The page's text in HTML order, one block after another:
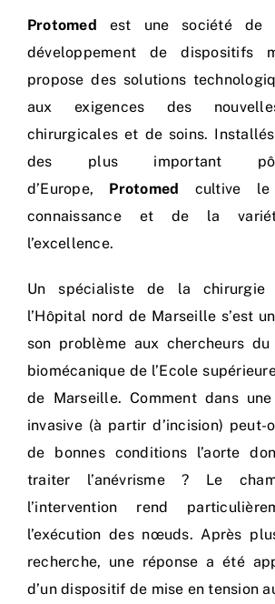
Protomed
est une société de
développement de dispositifs
propose des solutions
aux exigences des
chirurgicales et de soins.
des plus important
d’Europe, Protomed
cultive
connaissance et de la
l’excellence.
Un spécialiste de la chirurgie
l’Hôpital nord de Marseille s’est
son problème aux chercheurs
biomécanique de l’Ecole
de Marseille. Comment dans
invasive (à partir d’incision) peut-
de bonnes conditions l’aorte
traiter l’anévrisme ? Le
l’intervention rend
l’exécution des nœuds. Après
recherche, une réponse a été
d’un dispositif de mise en tension